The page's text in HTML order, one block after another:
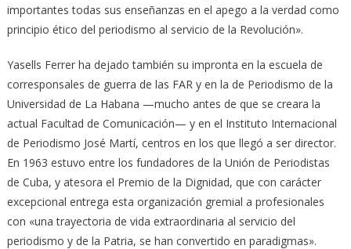
importantes todas sus enseñanzas en el apego a la verdad como
principio ético del periodismo al servicio de la Revolución».
Yasells Ferrer ha dejado también su impronta en la escuela de
corresponsales de guerra de las FAR y en la de Periodismo de la
Universidad de La Habana —mucho antes de que se creara la
actual Facultad de Comunicación— y en el Instituto Internacional
de Periodismo José Martí, centros en los que llegó a ser director.
En 1963 estuvo entre los fundadores de la Unión de Periodistas
de Cuba, y atesora el Premio de la Dignidad, que con carácter
excepcional entrega esta organización gremial a profesionales
con «una trayectoria de vida extraordinaria al servicio del
periodismo y de la Patria, se han convertido en paradigmas».